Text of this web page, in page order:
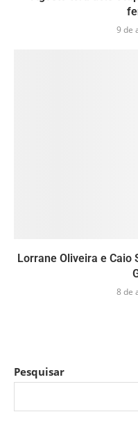
9 de
Lorrane Oliveira e Caio
8 de
Pesquisar